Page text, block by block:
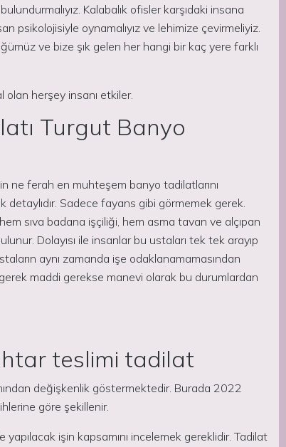
Kalabalık ofisler karşıdaki insana
psikolojisiyle oynamalıyız ve lehimize çevirmeliyiz.
ve bize şık gelen her hangi bir kaç yere farklı
olan herşey insanı etkiler.
Turgut Banyo
ne ferah en muhteşem banyo tadilatlarını
Sadece fayans gibi görmemek gerek.
sıva badana işçiliği, hem asma tavan ve alçıpan
Dolayısı ile insanlar bu ustaları tek tek arayıp
aynı zamanda işe odaklanamamasından
maddi gerekse manevi olarak bu durumlardan
teslimi tadilat
değişkenlik göstermektedir. Burada 2022
göre şekillenir.
işin kapsamını incelemek gereklidir. Tadilat